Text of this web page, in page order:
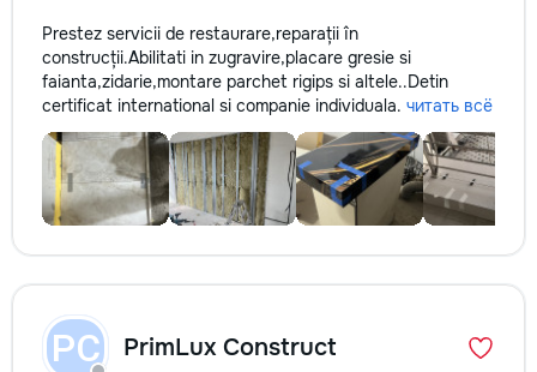
Prestez servicii de restaurare,reparații în
construcții.Abilitati in zugravire,placare gresie si
faianta,zidarie,montare parchet rigips si altele..Detin
certificat international si companie individuala. читать всё
PC PrimLux Construct